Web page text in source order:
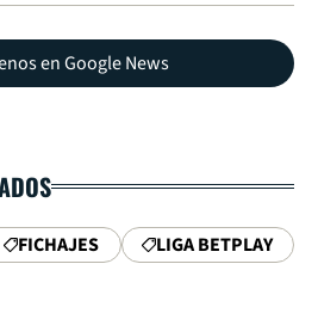
en Google News
FICHAJES LIGA BETPLAY